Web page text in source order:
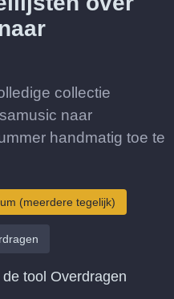
collectie
naar
handmatig toe te
(meerdere tegelijk)
tool Overdragen